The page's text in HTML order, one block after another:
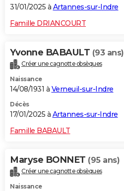
31/01/2025 à Artannes-sur-Indre
Famille DRIANCOURT
Yvonne BABAULT (93 ans)
Créer une cagnotte obsèques
Naissance
14/08/1931 à Verneuil-sur-Indre
Décès
17/01/2025 à Artannes-sur-Indre
Famille BABAULT
Maryse BONNET (95 ans)
Créer une cagnotte obsèques
Naissance